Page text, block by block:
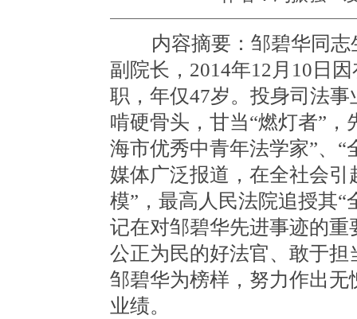
内容摘要：邹碧华同志
副院长，2014年12月10日
职，年仅47岁。投身司法
啃硬骨头，甘当“燃灯者”，
海市优秀中青年法学家”、
媒体广泛报道，在全社会
模”，最高人民法院追授其
记在对邹碧华先进事迹的
公正为民的好法官、敢于
邹碧华为榜样，努力作出
业绩。